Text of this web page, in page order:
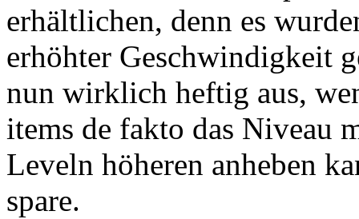
erhältlichen, denn es
erhöhter Geschwindigkeit
nun wirklich heftig aus,
items de fakto das Niveau
Leveln höheren anheben
spare.